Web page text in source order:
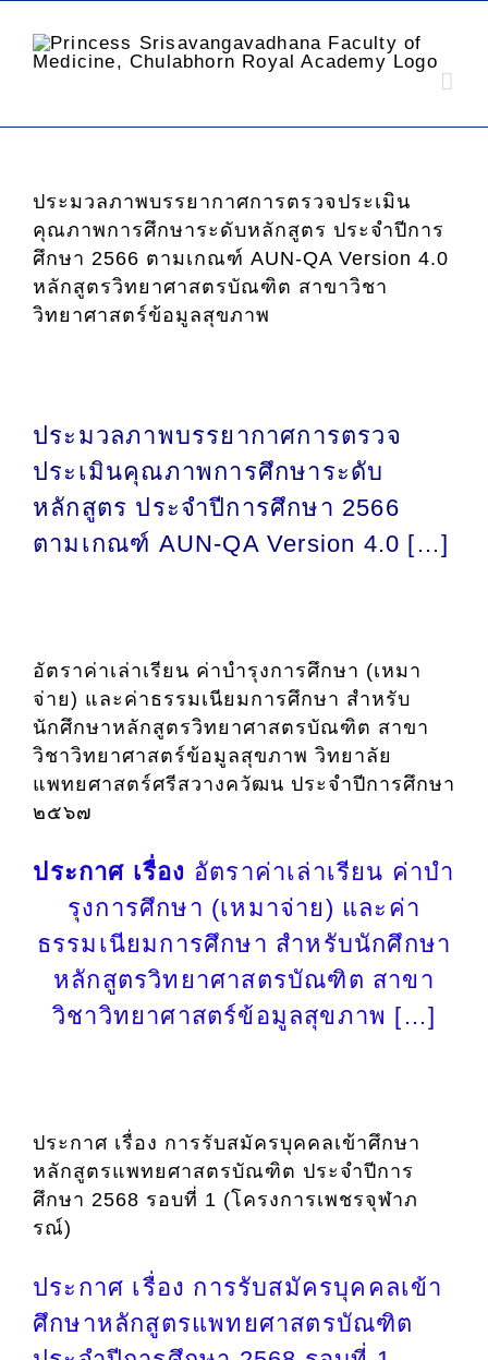
ประมวลภาพบรรยากาศการตรวจประเมิน
คุณภาพการศึกษาระดับหลักสูตร ประจำปีการ
ศึกษา 2566 ตามเกณฑ์ AUN-QA Version 4.0
หลักสูตรวิทยาศาสตรบัณฑิต สาขาวิชา
วิทยาศาสตร์ข้อมูลสุขภาพ
ประมวลภาพบรรยากาศการตรวจ
ประเมินคุณภาพการศึกษาระดับ
หลักสูตร ประจำปีการศึกษา 2566
ตามเกณฑ์ AUN-QA Version 4.0 […]
อัตราค่าเล่าเรียน ค่าบํารุงการศึกษา (เหมา
จ่าย) และค่าธรรมเนียมการศึกษา สําหรับ
นักศึกษาหลักสูตรวิทยาศาสตรบัณฑิต สาขา
วิชาวิทยาศาสตร์ข้อมูลสุขภาพ วิทยาลัย
แพทยศาสตร์ศรีสวางควัฒน ประจําปีการศึกษา
๒๕๖๗
ประกาศ เรื่อง อัตราค่าเล่าเรียน ค่าบํา
รุงการศึกษา (เหมาจ่าย) และค่า
ธรรมเนียมการศึกษา สําหรับนักศึกษา
หลักสูตรวิทยาศาสตรบัณฑิต สาขา
วิชาวิทยาศาสตร์ข้อมูลสุขภาพ […]
ประกาศ เรื่อง การรับสมัครบุคคลเข้าศึกษา
หลักสูตรแพทยศาสตรบัณฑิต ประจำปีการ
ศึกษา 2568 รอบที่ 1 (โครงการเพชรจุฬาภ
รณ์)
ประกาศ เรื่อง การรับสมัครบุคคลเข้า
ศึกษาหลักสูตรแพทยศาสตรบัณฑิต